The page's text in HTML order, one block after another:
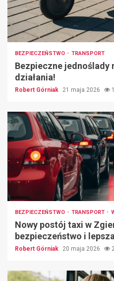
BEZPIECZEŃSTWO TRANSPORT
Bezpieczne jednoślady
działania!
Robert Górniak 21 maja 2026
BEZPIECZEŃSTWO TRANSPORT
Nowy postój taxi w
bezpieczeństwo i
Robert Górniak 20 maja 2026